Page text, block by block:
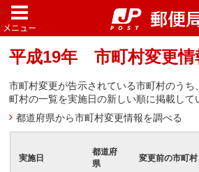
平成19年 市町村変更情
市町村変更が告示されている市町村のう
町村の一覧を実施日の新しい順に掲載して
都道府県から市町村変更情報を調べる
実施日
都道府
県
変更前の市町村